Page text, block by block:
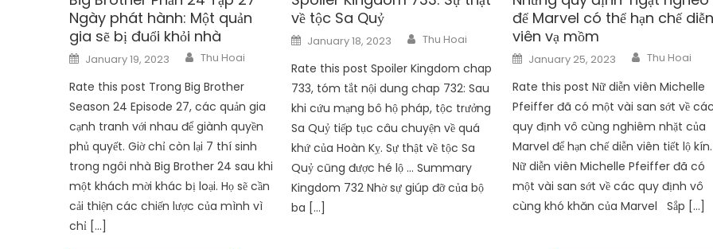
Ngày phát hành: Một quản
gia sẽ bị đuổi khỏi nhà
Posted
on
January 19, 2023 Author
Thu Hoai
Rate this post Trong Big Brother
Season 24 Episode 27, các quản gia
cạnh tranh với nhau để giành quyền
phủ quyết. Giờ chỉ còn lại 7 thí sinh
trong ngôi nhà Big Brother 24 sau khi
một khách mời khác bị loại. Họ sẽ cần
cải thiện các chiến lược của mình vì
chỉ […]
về tộc Sa Quỷ
Posted
on
January 18, 2023 Author
Thu Hoai
Rate this post Spoiler Kingdom chap
733, tóm tắt nội dung chap 732: Sau
khi cứu mạng bô hộ pháp, tộc trưởng
Sa Quỷ tiếp tục câu chuyện về quá
khứ của Hoàn Kỵ. Sự thật về tộc Sa
Quỷ cũng được hé lộ … Summary
Kingdom 732 Nhờ sự giúp đỡ của bộ
ba […]
để Marvel có thể hạn chế
viên vạ mồm
Posted
on
January 25, 2023 Author
Thu Hoai
Rate this post Nữ diễn viên Michelle
Pfeiffer đã có một vài san sớt về
quy định vô cùng nghiêm nhặt của
Marvel để hạn chế diễn viên tiết lộ kín.
Nữ diễn viên Michelle Pfeiffer đã có
một vài san sớt về các quy định vô
cùng khó khăn của Marvel Sắp […]